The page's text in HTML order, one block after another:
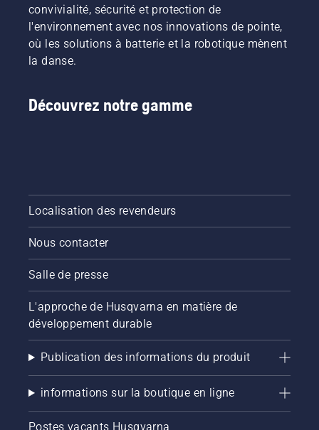
convivialité, sécurité et protection de
l'environnement avec nos innovations de pointe,
où les solutions à batterie et la robotique mènent
la danse.
Découvrez notre gamme
Localisation des revendeurs
Nous contacter
Salle de presse
L'approche de Husqvarna en matière de
développement durable
Publication des informations du produit
informations sur la boutique en ligne
Postes vacants Husqvarna